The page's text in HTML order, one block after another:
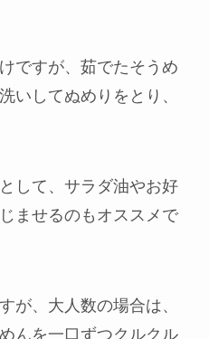
ですが、茹でたそうめ
いしてぬめりをとり、
して、サラダ油やお好
ませるのもオススメで
が、大人数の場合は、
んを一口ずつクルクル